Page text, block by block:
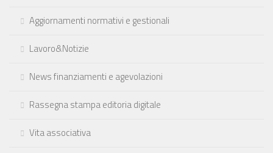
Aggiornamenti normativi e gestionali
Lavoro&Notizie
News finanziamenti e agevolazioni
Rassegna stampa editoria digitale
Vita associativa